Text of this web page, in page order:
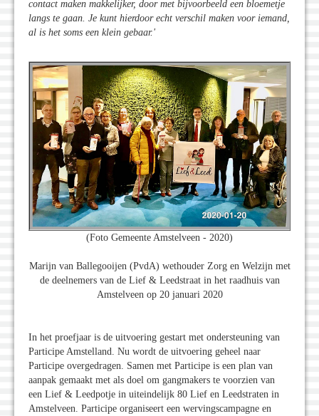
contact maken makkelijker, door met bijvoorbeeld een bloemetje
langs te gaan. Je kunt hierdoor echt verschil maken voor iemand,
al is het soms een klein gebaar.'
(Foto Gemeente Amstelveen - 2020)
Marijn van Ballegooijen (PvdA) wethouder Zorg en Welzijn met
de deelnemers van de Lief & Leedstraat in het raadhuis van
Amstelveen op 20 januari 2020
In het proefjaar is de uitvoering gestart met ondersteuning van
Participe Amstelland. Nu wordt de uitvoering geheel naar
Participe overgedragen. Samen met Participe is een plan van
aanpak gemaakt met als doel om gangmakers te voorzien van
een Lief & Leedpotje in uiteindelijk 80 Lief en Leedstraten in
Amstelveen. Participe organiseert een wervingscampagne en